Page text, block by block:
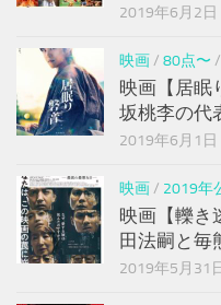
2019年6月2日
映画/ 80点〜 /
映画【居眠
坂桃李の代
2019年6月1日
映画/ 2019年
映画【轢き
田法嗣と毎
2019年5月31